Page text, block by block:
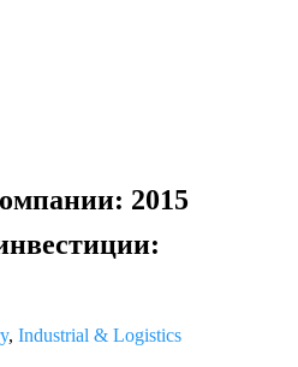
2015
, Industrial & Logistics